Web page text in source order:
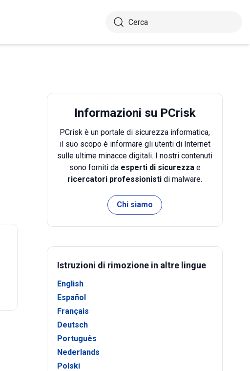
Informazioni su PCrisk
PCrisk è un portale di sicurezza informatica,
il suo scopo è informare gli utenti di Internet
sulle ultime minacce digitali. I nostri contenuti
sono forniti da esperti di sicurezzae
ricercatori professionisti di malware.
Chi siamo
Istruzioni di rimozione in altre lingue
English
Español
Français
Deutsch
Português
Nederlands
Polski